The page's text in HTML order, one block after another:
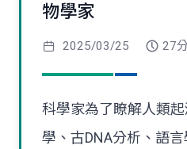
物學家
2025/03/25 27
科學家為了瞭解人類
學、古DNA分析、語